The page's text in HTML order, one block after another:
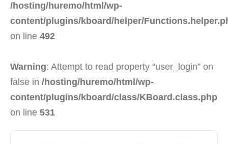
/hosting/huremo/html/wp-
content/plugins/kboard/helper/
on line 492
Warning: Attempt to read property “user_login” on
false in /hosting/huremo/html/wp-
content/plugins/kboard/class/KBoard.class.php
on line 531